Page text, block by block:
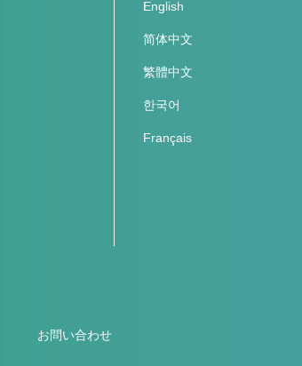
English
简体中文
繁體中文
한국어
Français
お問い合わせ